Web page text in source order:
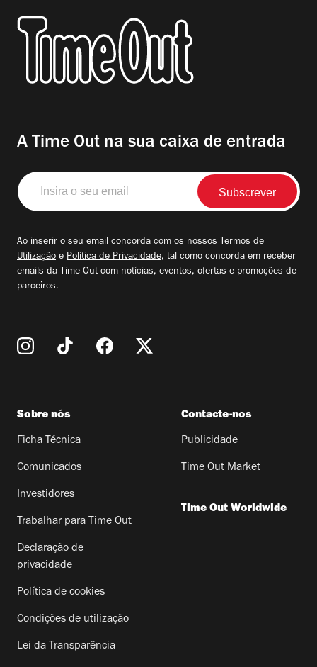
A Time Out na sua caixa de entrada
Insira
o
seu
Ao inserir o seu email concorda com os nossos Termos de
Utilização e Política de Privacidade, tal como concorda em receber
emails da Time Out com notícias, eventos, ofertas e promoções de
parceiros.
Sobre nós
Ficha Técnica
Comunicados
Investidores
Trabalhar para Time Out
Declaração de
privacidade
Política de cookies
Condições de utilização
Lei da Transparência
Contacte-nos
Publicidade
Time Out Market
Time Out Worldwide